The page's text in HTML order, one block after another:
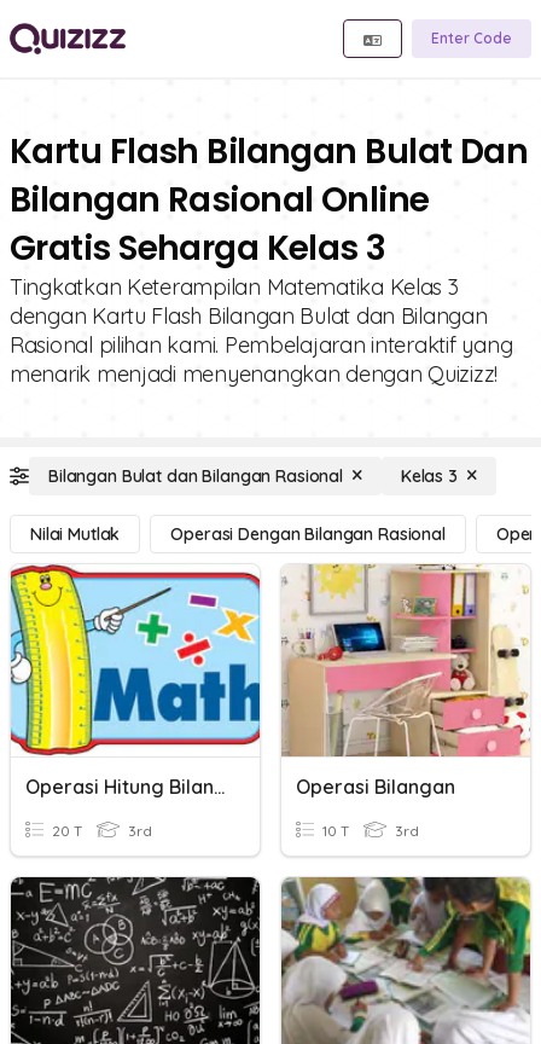
Enter Code
Kartu Flash Bilangan Bulat Dan
Bilangan Rasional Online
Gratis Seharga Kelas 3
Tingkatkan Keterampilan Matematika Kelas 3
dengan Kartu Flash Bilangan Bulat dan Bilangan
Rasional pilihan kami. Pembelajaran interaktif yang
menarik menjadi menyenangkan dengan Quizizz!
Bilangan Bulat dan Bilangan Rasional Kelas 3
Nilai Mutlak Operasi Dengan Bilangan Rasional
Operasi Hitung Bilangan Bulat
20 T 3rd
Operasi Bilangan
10 T 3rd